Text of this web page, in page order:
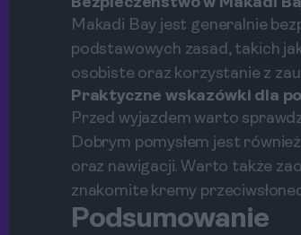
Makadi Bay jest generalnie
podstawowych zasad, takich
osobiste oraz korzystanie z
Praktyczne wskazówki dla
Przed wyjazdem warto
Dobrym pomysłem jest
oraz nawigacji. Warto także
znakomite kremy
Podsumowanie